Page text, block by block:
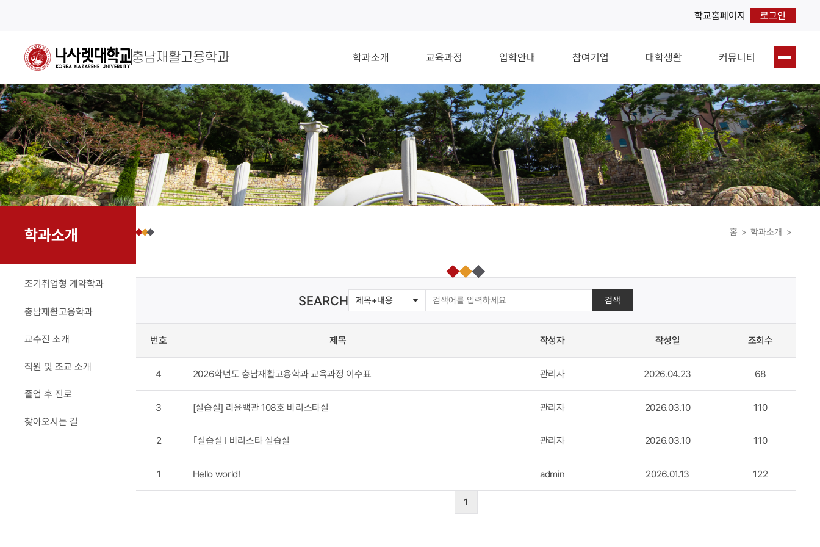
학교홈페이지 로그인
충남재활고용학과 학과소개 교육과정 입학안내 참여기업 대학생활 커뮤니티
학과소개
조기취업형 계약학과
충남재활고용학과
교수진 소개
직원 및 조교 소개
졸업 후 진로
찾아오시는 길
홈 > 학과소개 >
SEARCH 검색
번호 제목 작성자 작성일 조회수
4 2026학년도 충남재활고용학과 교육과정 이수표 관리자 2026.04.23 68
3 [실습실] 라윤백관 108호 바리스타실 관리자 2026.03.10 110
2 ｢실습실｣ 바리스타 실습실 관리자 2026.03.10 110
1 Hello world! admin 2026.01.13 122
1